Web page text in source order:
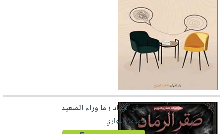
صقر الرماد ؛ ما وراء الصعيد
لـ مؤمن الهواري